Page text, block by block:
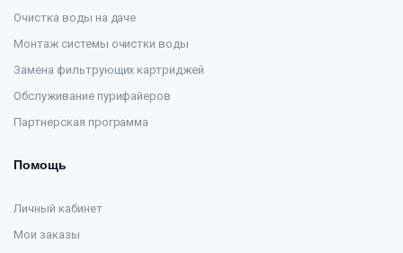
Очистка воды на даче
Монтаж системы очистки воды
Замена фильтрующих картриджей
Обслуживание пурифайеров
Партнерская программа
Помощь
Личный кабинет
Мои заказы